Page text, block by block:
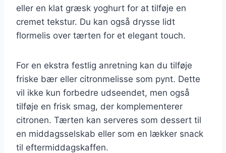
eller en klat græsk yoghurt for at tilføje en
cremet tekstur. Du kan også drysse lidt
flormelis over tærten for et elegant touch.
For en ekstra festlig anretning kan du tilføje
friske bær eller citronmelisse som pynt. Dette
vil ikke kun forbedre udseendet, men også
tilføje en frisk smag, der komplementerer
citronen. Tærten kan serveres som dessert til
en middagsselskab eller som en lækker snack
til eftermiddagskaffen.